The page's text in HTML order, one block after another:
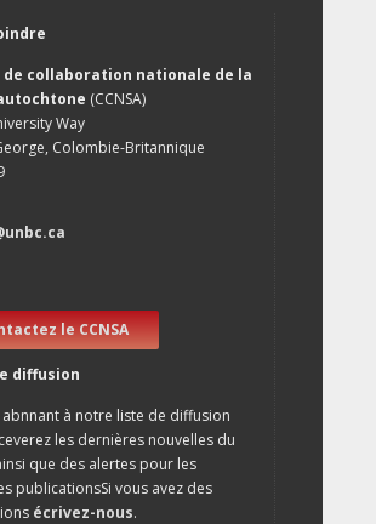
de collaboration nationale de la
(CCNSA)
Way
Colombie-Britannique
le CCNSA
diffusion
abnnant à notre liste de diffusion
les dernières nouvelles du
que des alertes pour les
publicationsSi vous avez des
écrivez-nous.